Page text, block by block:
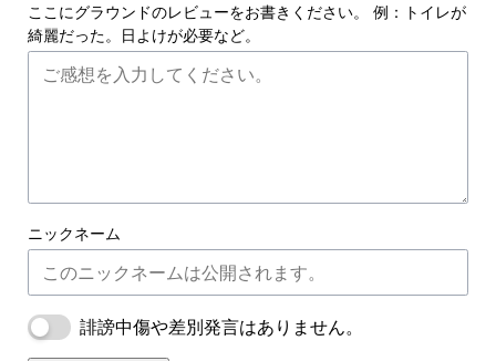
ここにグラウンドのレビューをお書きください。 例：トイレが
綺麗だった。日よけが必要など。
ニックネーム
誹謗中傷や差別発言はありません。